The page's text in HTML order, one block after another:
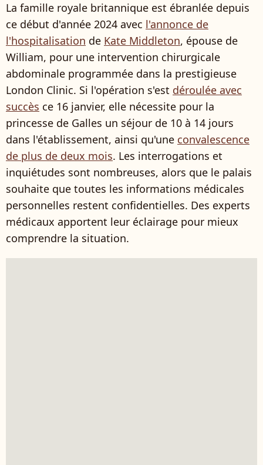
La famille royale britannique est ébranlée depuis
ce début d'année 2024 avec l'annonce de
l'hospitalisation de Kate Middleton, épouse de
William, pour une intervention chirurgicale
abdominale programmée dans la prestigieuse
London Clinic. Si l'opération s'est déroulée avec
succès ce 16 janvier, elle nécessite pour la
princesse de Galles un séjour de 10 à 14 jours
dans l'établissement, ainsi qu'une convalescence
de plus de deux mois. Les interrogations et
inquiétudes sont nombreuses, alors que le palais
souhaite que toutes les informations médicales
personnelles restent confidentielles. Des experts
médicaux apportent leur éclairage pour mieux
comprendre la situation.